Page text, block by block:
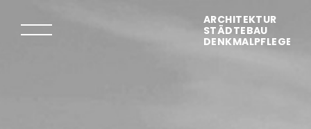
ARCHITEKTUR
STÄDTEBAU
DENKMALPFLEGE